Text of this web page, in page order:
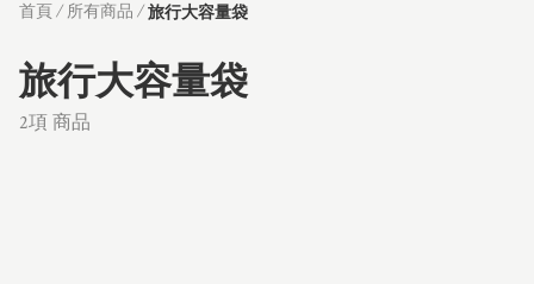
首頁/ 所有商品 /旅行大容量袋
旅行大容量袋
2項 商品